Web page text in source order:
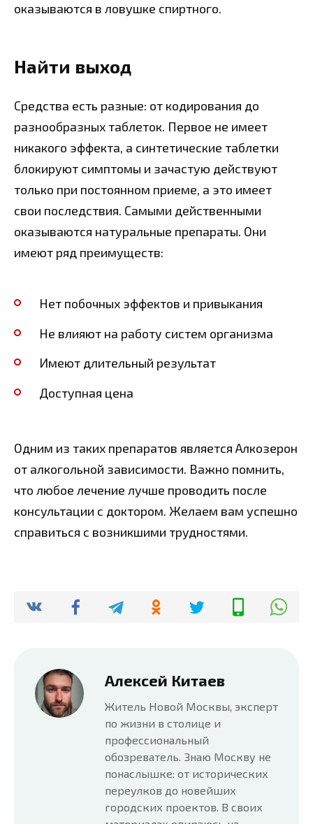
оказываются в ловушке спиртного.
Найти выход
Средства есть разные: от кодирования до
разнообразных таблеток. Первое не имеет
никакого эффекта, а синтетические таблетки
блокируют симптомы и зачастую действуют
только при постоянном приеме, а это имеет
свои последствия. Самыми действенными
оказываются натуральные препараты. Они
имеют ряд преимуществ:
Нет побочных эффектов и привыкания
Не влияют на работу систем организма
Имеют длительный результат
Доступная цена
Одним из таких препаратов является Алкозерон
от алкогольной зависимости. Важно помнить,
что любое лечение лучше проводить после
консультации с доктором. Желаем вам успешно
справиться с возникшими трудностями.
Алексей Китаев
Житель Новой Москвы, эксперт
по жизни в столице и
профессиональный
обозреватель. Знаю Москву не
понаслышке: от исторических
переулков до новейших
городских проектов. В своих